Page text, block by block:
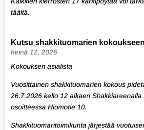
täältä.
Kutsu shakkituomarien
heinä 12, 2026
Kokouksen asialista
Vuosittainen shakkituomarien kokous
26.7.2026 kello 12 alkaen Shakkiareenalla
osoitteessa Hiomotie 10.
Shakkituomaritoimikunta järjestää